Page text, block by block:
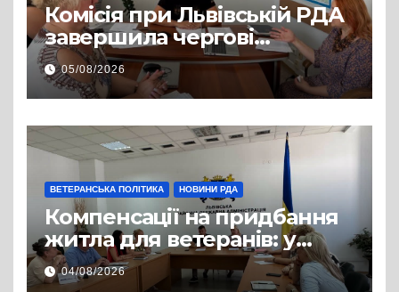
Комісія при Львівській РДА
завершила чергові
співбесіди та
рекомендувала кандидатів
на посади фахівців із
супроводу
05/08/2026
ВЕТЕРАНСЬКА ПОЛІТИКА НОВИНИ РДА
Компенсації на придбання
житла для ветеранів: у
Львівській РДА розглянули
нові заяви
04/08/2026